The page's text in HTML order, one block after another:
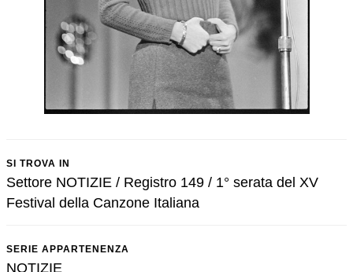
SI TROVA IN
Settore NOTIZIE / Registro 149 / 1° serata del XV
Festival della Canzone Italiana
SERIE APPARTENENZA
NOTIZIE